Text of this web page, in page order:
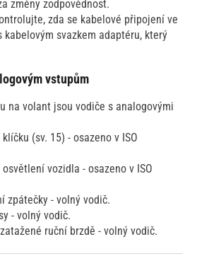
změny zodpovědnost.
zda se kabelové připojení ve
kabelovým svazkem adaptéru, který
vstupům
na volant jsou vodiče s analogovými
(sv. 15) - osazeno v ISO
vozidla - osazeno v ISO
zpátečky - volný vodič.
- volný vodič.
ruční brzdě - volný vodič.